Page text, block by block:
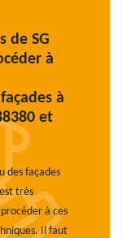
de SG
à
à
et
des façades
très
à ces
Il faut